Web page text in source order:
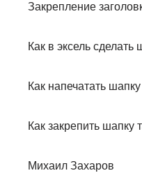
Закрепление
Как в эксель
Как напечатать
Как закрепить шапку
Михаил Захаров